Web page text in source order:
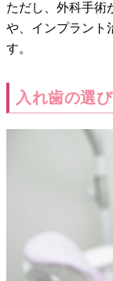
ただし、外科手術
や、インプラント
す。
入れ歯の選